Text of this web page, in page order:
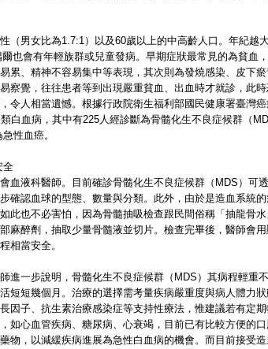
（男女比為1.7:1）以及60歲以上的中高齡人口。年紀越
也會有年輕族群或兒童發病。早期症狀最常見的為貧血
累、精神不容易集中等表現，其次則為發燒感染、皮下
察覺，往往患者等到出現嚴重貧血、出血時才就診，此時
令人相當遺憾。根據行政院衛生福利部國民健康署臺灣
白血病，其中有225人經診斷為骨髓化生不良症候群（
性血癌。
全
血液科醫師。目前確診骨髓化生不良症候群（MDS）可透
確認血球的型態、數量與分類。此外，由於是造血系統的
此也不必害怕，因為骨髓抽吸檢查跟民間俗稱「抽龍骨
麻醉劑，抽取少量骨髓液並切片。檢查完畢後，醫師會
相當安全。
進一步說明，骨髓化生不良症候群（MDS）其病程輕重
短短幾個月。治療的選擇需考量疾病嚴重度與病人體力
因子、抗生素治療感染症等支持性療法，惟建議若有定
如心血管疾病、糖尿病、心衰竭，目前已有比較方便的口
物，以減緩疾病進展為急性白血病的機會。而目前接受